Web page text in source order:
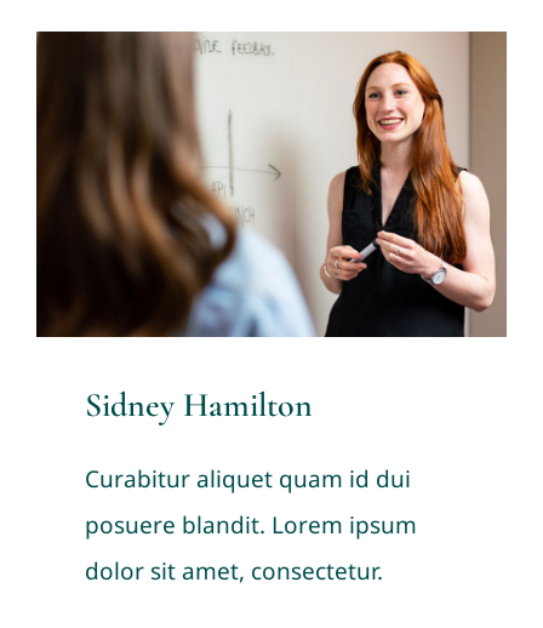
Sidney Hamilton
Curabitur aliquet quam id dui
posuere blandit. Lorem ipsum
dolor sit amet, consectetur.